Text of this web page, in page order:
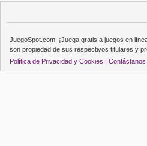
JuegoSpot.com: ¡Juega gratis a juegos en
son propiedad de sus respectivos titulares y
Política de Privacidad y Cookies | Contáctanos